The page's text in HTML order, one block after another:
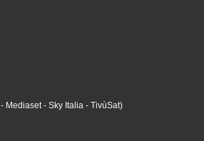
- Mediaset- Sky Italia - TivùSat)